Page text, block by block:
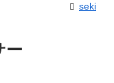
seki
ー